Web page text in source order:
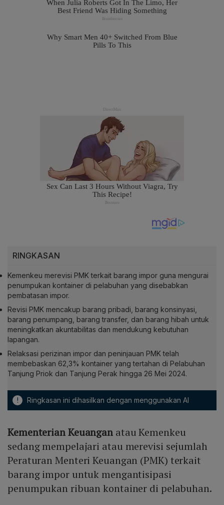
RINGKASAN
Kemenkeu merevisi PMK terkait barang impor guna mengurai
penumpukan kontainer di pelabuhan yang disebabkan
pembatasan impor.
Revisi PMK mencakup barang pribadi, barang konsinyasi,
barang penumpang, barang transfer, dan barang hibah untuk
meningkatkan akuntabilitas dan mendukung kebutuhan
lapangan.
Relaksasi perizinan impor dan peninjauan PMK telah
membebaskan 62,3% kontainer yang tertahan di Pelabuhan
Tanjung Priok dan Tanjung Perak hingga 26 Mei 2024.
! Ringkasan ini dihasilkan dengan menggunakan AI
Kementerian Keuangan atau Kemenkeu
sedang mempelajari atau merevisi sejumlah
Peraturan Menteri Keuangan (PMK) terkait
barang impor untuk mengantisipasi
penumpukan ribuan kontainer di pelabuhan.